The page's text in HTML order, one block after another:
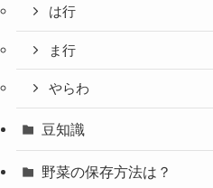
は行
ま行
やらわ
豆知識
野菜の保存方法は？